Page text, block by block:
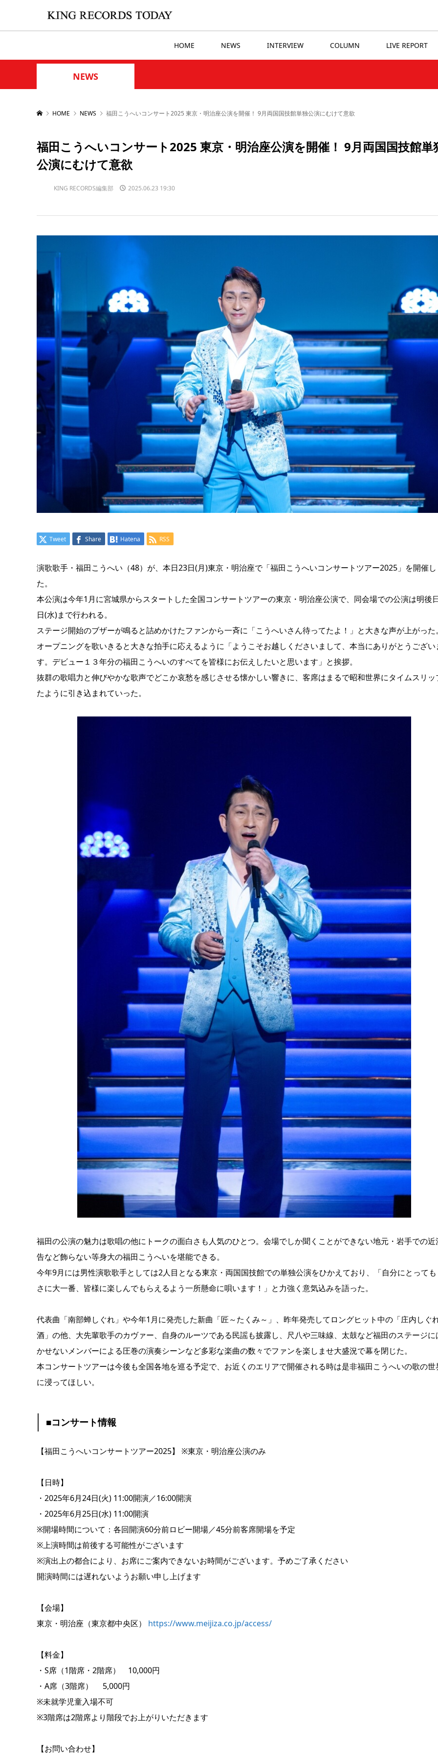
HOME NEWS INTERVIEW COLUMN LIVE REPORT
NEWS
HOME NEWS 福田こうへいコンサート2025 東京・明治座公演を開催！ 9月両国国技館単独公演にむけて意欲
福田こうへいコンサート2025 東京・明治座公演を開催！ 9月両国国技館単
公演にむけて意欲
KING RECORDS編集部 2025.06.23 19:30
Tweet Share Hatena RSS
演歌歌手・福田こうへい（48）が、本日23日(月)東京・明治座で「福田こうへいコンサートツアー2025」を開催し
た。
本公演は今年1月に宮城県からスタートした全国コンサートツアーの東京・明治座公演で、同会場での公演は明後
日(水)まで行われる。
ステージ開始のブザーが鳴ると詰めかけたファンから一斉に「こうへいさん待ってたよ！」と大きな声が上がった
オープニングを歌いきると大きな拍手に応えるように「ようこそお越しくださいまして、本当にありがとうござい
す。デビュー１３年分の福田こうへいのすべてを皆様にお伝えしたいと思います」と挨拶。
抜群の歌唱力と伸びやかな歌声でどこか哀愁を感じさせる懐かしい響きに、客席はまるで昭和世界にタイムスリッ
たように引き込まれていった。
福田の公演の魅力は歌唱の他にトークの面白さも人気のひとつ。会場でしか聞くことができない地元・岩手での近
告など飾らない等身大の福田こうへいを堪能できる。
今年9月には男性演歌歌手としては2人目となる東京・両国国技館での単独公演をひかえており、「自分にとって
さに大一番、皆様に楽しんでもらえるよう一所懸命に唄います！」と力強く意気込みを語った。
代表曲「南部蝉しぐれ」や今年1月に発売した新曲「匠～たくみ～」、昨年発売してロングヒット中の「庄内しぐ
酒」の他、大先輩歌手のカヴァー、自身のルーツである民謡も披露し、尺八や三味線、太鼓など福田のステージに
かせないメンバーによる圧巻の演奏シーンなど多彩な楽曲の数々でファンを楽しませ大盛況で幕を閉じた。
本コンサートツアーは今後も全国各地を巡る予定で、お近くのエリアで開催される時は是非福田こうへいの歌の世
に浸ってほしい。
■コンサート情報
【福田こうへいコンサートツアー2025】 ※東京・明治座公演のみ
【日時】
・2025年6月24日(火) 11:00開演／16:00開演
・2025年6月25日(水) 11:00開演
※開場時間について：各回開演60分前ロビー開場／45分前客席開場を予定
※上演時間は前後する可能性がございます
※演出上の都合により、お席にご案内できないお時間がございます。予めご了承ください
開演時間には遅れないようお願い申し上げます
【会場】
東京・明治座（東京都中央区） https://www.meijiza.co.jp/access/
【料金】
・S席（1階席・2階席） 10,000円
・A席（3階席） 5,000円
※未就学児童入場不可
※3階席は2階席より階段でお上がりいただきます
【お問い合わせ】